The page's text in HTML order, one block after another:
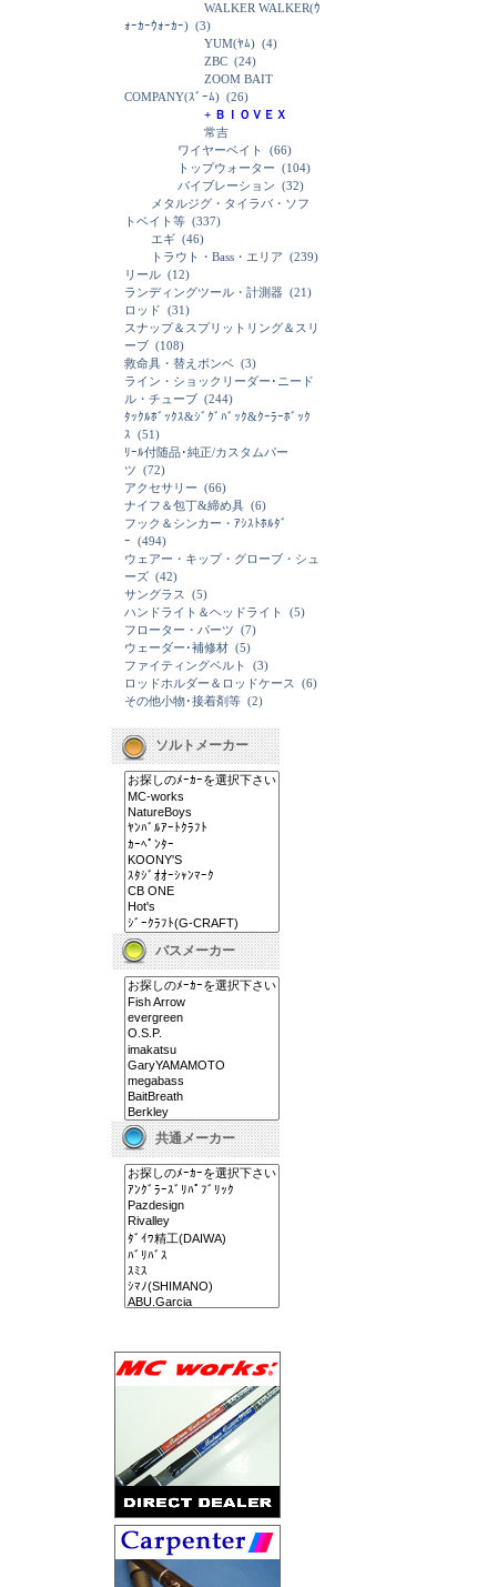
WALKER WALKER(ｳ
ｫｰｶｰｳｫｰｶｰ) (3)
YUM(ﾔﾑ) (4)
ZBC (24)
ZOOM BAIT
COMPANY(ｽﾞｰﾑ) (26)
+ ＢＩＯＶＥＸ
常吉
ワイヤーベイト
(66)
トップウォーター (104)
バイブレーション (32)
メタルジグ・タイラバ・ソフ
トベイト等 (337)
エギ (46)
トラウト・Bass・エリア (239)
リール (12)
ランディングツール・計測器 (21)
ロッド (31)
スナップ＆スプリットリング＆スリ
ーブ (108)
救命具・替えボンベ (3)
ライン・ショックリーダー･ニード
ル・チューブ (244)
ﾀｯｸﾙﾎﾞｯｸｽ&ｼﾞｸﾞﾊﾞｯｸ&ｸｰﾗｰﾎﾞｯｸ
ｽ (51)
ﾘｰﾙ付随品･純正/カスタムパー
ツ (72)
アクセサリー (66)
ナイフ＆包丁&締め具 (6)
フック＆シンカー・ｱｼｽﾄﾎﾙﾀﾞ
ｰ (494)
ウェアー・キップ・グローブ・シュ
ーズ (42)
サングラス
(5)
ハンドライト＆ヘッドライト
(5)
フローター・パーツ (7)
ウェーダー･補修材 (5)
ファイティングベルト
(3)
ロッドホルダー＆ロッドケース
(6)
その他小物･接着剤等 (2)
ソルトメーカー
バスメーカー
共通メーカー